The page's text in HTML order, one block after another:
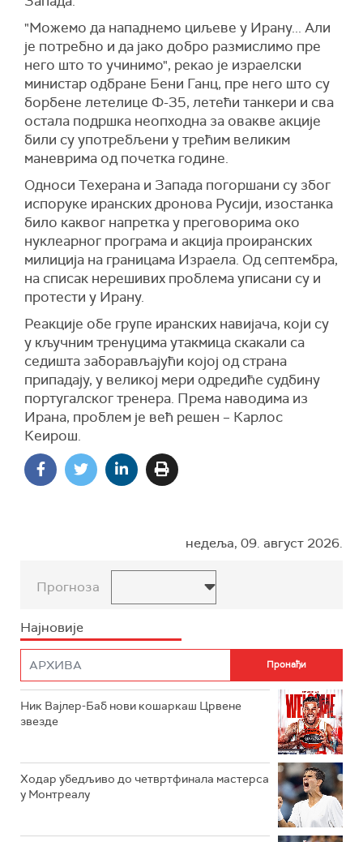
"Можемо да нападнемо циљеве у Ирану... Али
је потребно и да јако добро размислимо пре
него што то учинимо", рекао је израелски
министар одбране Бени Ганц, пре него што су
борбене летелице Ф-35, летећи танкери и сва
остала подршка неопходна за овакве акције
били су употребљени у трећим великим
маневрима од почетка године.
Односи Техерана и Запада погоршани су због
испоруке иранских дронова Русији, изостанка
било каквог напретка у преговорима око
нуклеарног програма и акција проиранских
милиција на границама Израела. Од септембра,
на списак нерешивих проблема уписани су и
протести у Ирану.
Реакције обе групе иранских навијача, који су
у кључним тренуцима утакмица скакали са
седишта заборављајући којој од страна
припадају, у великој мери одредиће судбину
португалског тренера. Према наводима из
Ирана, проблем је већ решен – Карлос
Кеирош.
недеља, 09. август 2026.
Прогноза
Најновије
Ник Вајлер-Баб нови кошаркаш Црвене
звезде
Ходар убедљиво до четвртфинала мастерса
у Монтреалу